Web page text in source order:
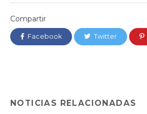
Compartir
Facebook Twitter
NOTICIAS RELACIONADAS